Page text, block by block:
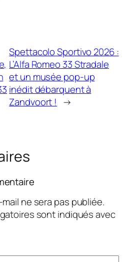
Spettacolo Sportivo 2026 :
L’Alfa Romeo 33 Stradale
et un musée pop-up
inédit débarquent à
Zandvoort ! →
ne sera pas publiée.
sont indiqués avec